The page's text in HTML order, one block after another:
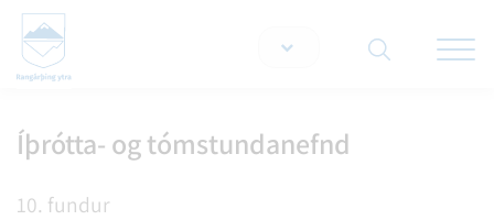
Íþrótta- og tómstundanefnd
10. fundur
Leita á vef